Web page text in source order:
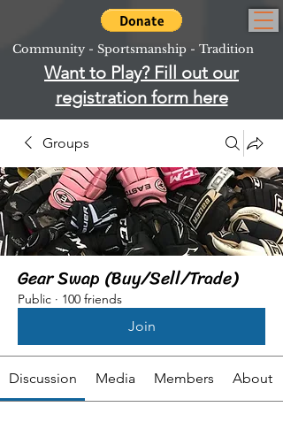
Community - Sportsmanship - Tradition
Want to Play? Fill out our
registration form here
Groups
Gear Swap (Buy/Sell/Trade)
Public · 100 friends
Join
Discussion Media Members About